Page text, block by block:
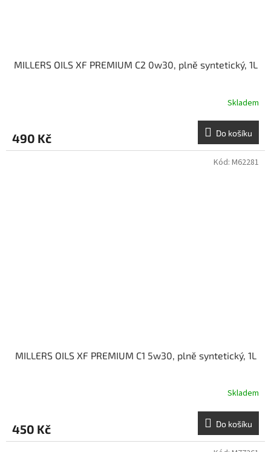
MILLERS OILS XF PREMIUM C2 0w30, plně syntetický, 1L
Skladem
490 Kč Do košíku
MILLERS OILS XF PREMIUM C1 5w30, plně syntetický, 1L
Skladem
450 Kč Do košíku
Kód: M62281